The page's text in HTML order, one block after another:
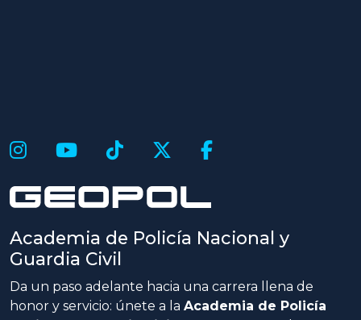
Academia de Policía Nacional y
Guardia Civil
Da un paso adelante hacia una carrera llena de
honor y servicio: únete a la Academia de Policía